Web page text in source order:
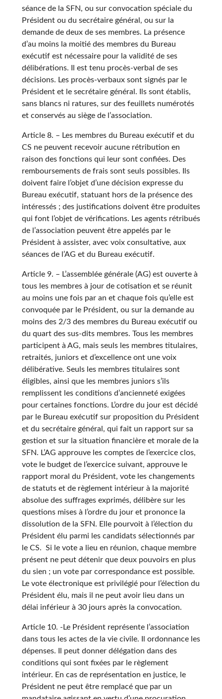
séance de la SFN, ou sur convocation spéciale du
Président ou du secrétaire général, ou sur la
demande de deux de ses membres. La présence
d’au moins la moitié des membres du Bureau
exécutif est nécessaire pour la validité de ses
délibérations. Il est tenu procès-verbal de ses
décisions. Les procès-verbaux sont signés par le
Président et le secrétaire général. Ils sont établis,
sans blancs ni ratures, sur des feuillets numérotés
et conservés au siège de l’association.
Article 8. – Les membres du Bureau exécutif et du
CS ne peuvent recevoir aucune rétribution en
raison des fonctions qui leur sont confiées. Des
remboursements de frais sont seuls possibles. Ils
doivent faire l’objet d’une décision expresse du
Bureau exécutif, statuant hors de la présence des
intéressés ; des justifications doivent être produites
qui font l’objet de vérifications. Les agents rétribués
de l’association peuvent être appelés par le
Président à assister, avec voix consultative, aux
séances de l’AG et du Bureau exécutif.
Article 9. – L’assemblée générale (AG) est ouverte à
tous les membres à jour de cotisation et se réunit
au moins une fois par an et chaque fois qu’elle est
convoquée par le Président, ou sur la demande au
moins des 2/3 des membres du Bureau exécutif ou
du quart des sus-dits membres. Tous les membres
participent à AG, mais seuls les membres titulaires,
retraités, juniors et d’excellence ont une voix
délibérative. Seuls les membres titulaires sont
éligibles, ainsi que les membres juniors s’ils
remplissent les conditions d’ancienneté exigées
pour certaines fonctions. L’ordre du jour est décidé
par le Bureau exécutif sur proposition du Président
et du secrétaire général, qui fait un rapport sur sa
gestion et sur la situation financière et morale de la
SFN. L’AG approuve les comptes de l’exercice clos,
vote le budget de l’exercice suivant, approuve le
rapport moral du Président, vote les changements
de statuts et de règlement intérieur à la majorité
absolue des suffrages exprimés, délibère sur les
questions mises à l’ordre du jour et prononce la
dissolution de la SFN. Elle pourvoit à l’élection du
Président élu parmi les candidats sélectionnés par
le CS. Si le vote a lieu en réunion, chaque membre
présent ne peut détenir que deux pouvoirs en plus
du sien ; un vote par correspondance est possible.
Le vote électronique est privilégié pour l’élection du
Président élu, mais il ne peut avoir lieu dans un
délai inférieur à 30 jours après la convocation.
Article 10. -Le Président représente l’association
dans tous les actes de la vie civile. Il ordonnance les
dépenses. Il peut donner délégation dans des
conditions qui sont fixées par le règlement
intérieur. En cas de représentation en justice, le
Président ne peut être remplacé que par un